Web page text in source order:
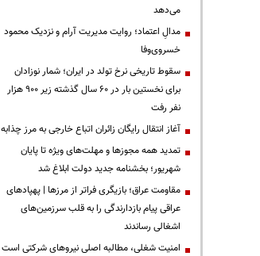
می‌دهد
مدالِ اعتماد؛ روایت مدیریت آرام و نزدیک محمود
خسروی‌وفا
سقوط تاریخی نرخ تولد در ایران؛ شمار نوزادان
برای نخستین بار در ۶۰ سال گذشته زیر ۹۰۰ هزار
نفر رفت
آغاز انتقال رایگان زائران اتباع خارجی به مرز چذابه
تمدید همه مجوزها و مهلت‌های ویژه تا پایان
شهریور؛ بخشنامه جدید دولت ابلاغ شد
مقاومت عراق؛ بازیگری فراتر از مرزها | پهپادهای
عراقی پیام بازدارندگی را به قلب سرزمین‌های
اشغالی رساندند
‌امنیت شغلی، مطالبه اصلی نیروهای شرکتی است